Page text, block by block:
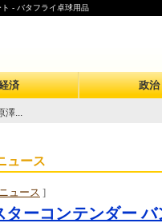
- バタフライ卓球用品
済 政治
澤...
ュース
ュース ]
ーコンテンダー バ